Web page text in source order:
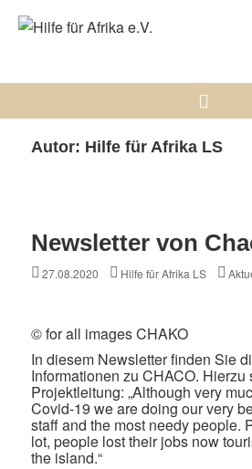
Skip
Autor: Hilfe für Afrika LS
Newsletter von
Posted
27.08.2020 Author
Hilfe für Afrika LS
© for all images CHAKO
In diesem Newsletter finden Sie
Informationen zu CHACO. Hierzu
Projektleitung: „Although very
Covid-19 we are doing our very
staff and the most needy people.
lot, people lost their jobs now
the island.“